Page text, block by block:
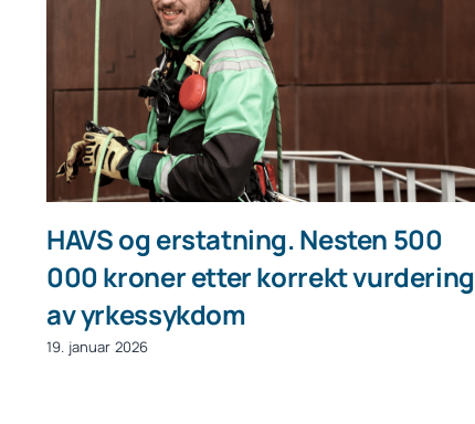
HAVS og erstatning. Nesten 500
000 kroner etter korrekt vurdering
av yrkessykdom
19. januar 2026